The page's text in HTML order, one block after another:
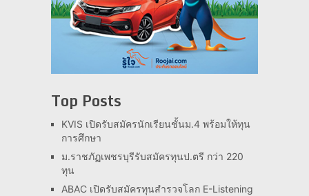
Top Posts
KVIS เปิดรับสมัครนักเรียนชั้นม.4 พร้อมให้ทุน
การศึกษา
ม.ราชภัฏเพชรบุรีรับสมัครทุนป.ตรี กว่า 220
ทุน
ABAC เปิดรับสมัครทุนสำรวจโลก E-Listening